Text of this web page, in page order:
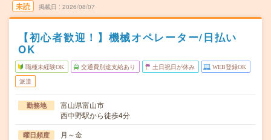
未読 掲載日 2026/08/07
【初心者歓迎！】機械オペレーター/日払い
OK
職種未経験OK 交通費別途支給あり 土日祝日が休み WEB登録OK
派遣
勤務地
富山県富山市
西中野駅から徒歩4分
曜日頻度 月～金